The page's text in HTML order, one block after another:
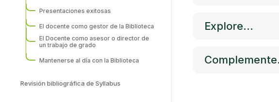
Presentaciones exitosas
El docente como gestor de la Biblioteca
El Docente como asesor o director de
un trabajo de grado
Mantenerse al día con la Biblioteca
Revisión bibliográfica de Syllabus
Explore...